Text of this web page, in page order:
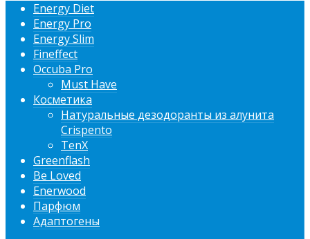
Energy Diet
Energy Pro
Energy Slim
Fineffect
Occuba Pro
Must Have
Косметика
Натуральные дезодоранты из алунита
Crispento
TenX
Greenflash
Be Loved
Enerwood
Парфюм
Адаптогены